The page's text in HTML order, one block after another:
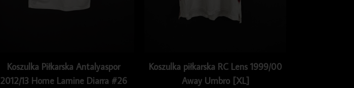
Koszulka Piłkarska Antalyaspor
2012/13 Home Lamine Diarra #26
Koszulka piłkarska RC Lens 1999/00
Away Umbro [XL]